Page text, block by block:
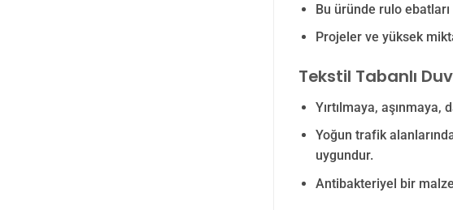
Bu üründe rulo
Projeler ve yüksek
Tekstil Tabanlı
Yırtılmaya,
Yoğun trafik
uygundur.
Antibakteriyel bir